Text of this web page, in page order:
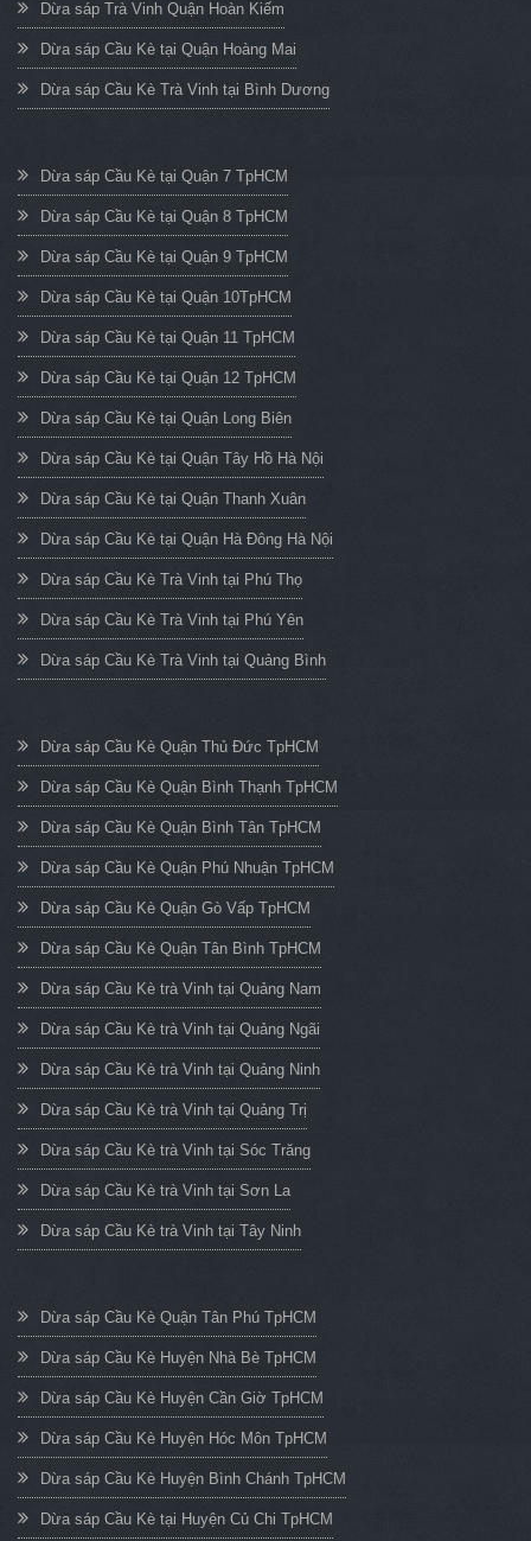
Dừa sáp Trà Vinh Quận Hoàn Kiếm
Dừa sáp Cầu Kè tại Quận Hoàng Mai
Dừa sáp Cầu Kè Trà Vinh tại Bình Dương
Dừa sáp Cầu Kè tại Quận 7 TpHCM
Dừa sáp Cầu Kè tại Quận 8 TpHCM
Dừa sáp Cầu Kè tại Quận 9 TpHCM
Dừa sáp Cầu Kè tại Quận 10TpHCM
Dừa sáp Cầu Kè tại Quận 11 TpHCM
Dừa sáp Cầu Kè tại Quận 12 TpHCM
Dừa sáp Cầu Kè tại Quận Long Biên
Dừa sáp Cầu Kè tại Quận Tây Hồ Hà Nội
Dừa sáp Cầu Kè tại Quận Thanh Xuân
Dừa sáp Cầu Kè tại Quận Hà Đông Hà Nội
Dừa sáp Cầu Kè Trà Vinh tại Phú Thọ
Dừa sáp Cầu Kè Trà Vinh tại Phú Yên
Dừa sáp Cầu Kè Trà Vinh tại Quảng Bình
Dừa sáp Cầu Kè Quận Thủ Đức TpHCM
Dừa sáp Cầu Kè Quận Bình Thạnh TpHCM
Dừa sáp Cầu Kè Quận Bình Tân TpHCM
Dừa sáp Cầu Kè Quận Phú Nhuận TpHCM
Dừa sáp Cầu Kè Quận Gò Vấp TpHCM
Dừa sáp Cầu Kè Quận Tân Bình TpHCM
Dừa sáp Cầu Kè trà Vinh tại Quảng Nam
Dừa sáp Cầu Kè trà Vinh tại Quảng Ngãi
Dừa sáp Cầu Kè trà Vinh tại Quảng Ninh
Dừa sáp Cầu Kè trà Vinh tại Quảng Trị
Dừa sáp Cầu Kè trà Vinh tại Sóc Trăng
Dừa sáp Cầu Kè trà Vinh tại Sơn La
Dừa sáp Cầu Kè trà Vinh tại Tây Ninh
Dừa sáp Cầu Kè Quận Tân Phú TpHCM
Dừa sáp Cầu Kè Huyện Nhà Bè TpHCM
Dừa sáp Cầu Kè Huyện Cần Giờ TpHCM
Dừa sáp Cầu Kè Huyện Hóc Môn TpHCM
Dừa sáp Cầu Kè Huyện Bình Chánh TpHCM
Dừa sáp Cầu Kè tại Huyện Củ Chi TpHCM